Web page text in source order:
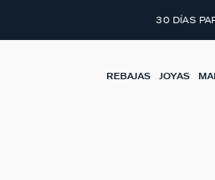
30 DÍAS
REBAJAS JOYAS